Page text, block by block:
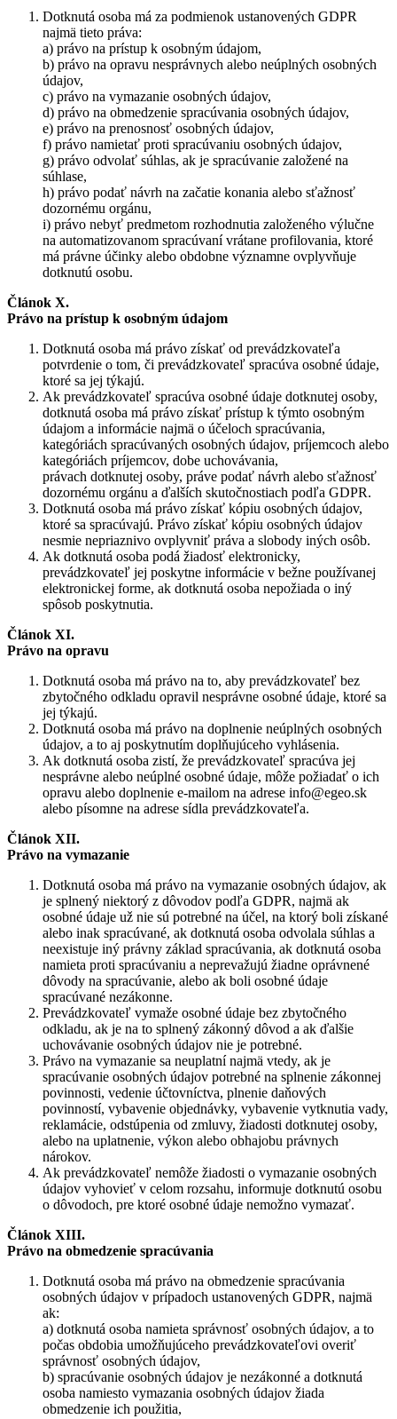
Dotknutá osoba má za podmienok ustanovených GDPR
najmä tieto práva:
a) právo na prístup k osobným údajom,
b) právo na opravu nesprávnych alebo neúplných osobných
údajov,
c) právo na vymazanie osobných údajov,
d) právo na obmedzenie spracúvania osobných údajov,
e) právo na prenosnosť osobných údajov,
f) právo namietať proti spracúvaniu osobných údajov,
g) právo odvolať súhlas, ak je spracúvanie založené na
súhlase,
h) právo podať návrh na začatie konania alebo sťažnosť
dozornému orgánu,
i) právo nebyť predmetom rozhodnutia založeného výlučne
na automatizovanom spracúvaní vrátane profilovania, ktoré
má právne účinky alebo obdobne významne ovplyvňuje
dotknutú osobu.
Článok X.
Právo na prístup k osobným údajom
Dotknutá osoba má právo získať od prevádzkovateľa
potvrdenie o tom, či prevádzkovateľ spracúva osobné údaje,
ktoré sa jej týkajú.
Ak prevádzkovateľ spracúva osobné údaje dotknutej osoby,
dotknutá osoba má právo získať prístup k týmto osobným
údajom a informácie najmä o účeloch spracúvania,
kategóriách spracúvaných osobných údajov, príjemcoch alebo
kategóriách príjemcov, dobe uchovávania,
právach dotknutej osoby, práve podať návrh alebo sťažnosť
dozornému orgánu a ďalších skutočnostiach podľa GDPR.
Dotknutá osoba má právo získať kópiu osobných údajov,
ktoré sa spracúvajú. Právo získať kópiu osobných údajov
nesmie nepriaznivo ovplyvniť práva a slobody iných osôb.
Ak dotknutá osoba podá žiadosť elektronicky,
prevádzkovateľ jej poskytne informácie v bežne používanej
elektronickej forme, ak dotknutá osoba nepožiada o iný
spôsob poskytnutia.
Článok XI.
Právo na opravu
Dotknutá osoba má právo na to, aby prevádzkovateľ bez
zbytočného odkladu opravil nesprávne osobné údaje, ktoré sa
jej týkajú.
Dotknutá osoba má právo na doplnenie neúplných osobných
údajov, a to aj poskytnutím doplňujúceho vyhlásenia.
Ak dotknutá osoba zistí, že prevádzkovateľ spracúva jej
nesprávne alebo neúplné osobné údaje, môže požiadať o ich
opravu alebo doplnenie e-mailom na adrese info@egeo.sk
alebo písomne na adrese sídla prevádzkovateľa.
Článok XII.
Právo na vymazanie
Dotknutá osoba má právo na vymazanie osobných údajov, ak
je splnený niektorý z dôvodov podľa GDPR, najmä ak
osobné údaje už nie sú potrebné na účel, na ktorý boli získané
alebo inak spracúvané, ak dotknutá osoba odvolala súhlas a
neexistuje iný právny základ spracúvania, ak dotknutá osoba
namieta proti spracúvaniu a neprevažujú žiadne oprávnené
dôvody na spracúvanie, alebo ak boli osobné údaje
spracúvané nezákonne.
Prevádzkovateľ vymaže osobné údaje bez zbytočného
odkladu, ak je na to splnený zákonný dôvod a ak ďalšie
uchovávanie osobných údajov nie je potrebné.
Právo na vymazanie sa neuplatní najmä vtedy, ak je
spracúvanie osobných údajov potrebné na splnenie zákonnej
povinnosti, vedenie účtovníctva, plnenie daňových
povinností, vybavenie objednávky, vybavenie vytknutia vady,
reklamácie, odstúpenia od zmluvy, žiadosti dotknutej osoby,
alebo na uplatnenie, výkon alebo obhajobu právnych
nárokov.
Ak prevádzkovateľ nemôže žiadosti o vymazanie osobných
údajov vyhovieť v celom rozsahu, informuje dotknutú osobu
o dôvodoch, pre ktoré osobné údaje nemožno vymazať.
Článok XIII.
Právo na obmedzenie spracúvania
Dotknutá osoba má právo na obmedzenie spracúvania
osobných údajov v prípadoch ustanovených GDPR, najmä
ak:
a) dotknutá osoba namieta správnosť osobných údajov, a to
počas obdobia umožňujúceho prevádzkovateľovi overiť
správnosť osobných údajov,
b) spracúvanie osobných údajov je nezákonné a dotknutá
osoba namiesto vymazania osobných údajov žiada
obmedzenie ich použitia,